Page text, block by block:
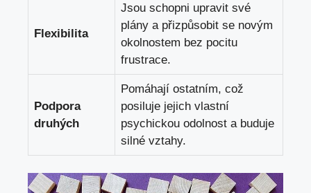
Flexibilita
Jsou schopni upravit​ své
plány a přizpůsobit se novým
okolnostem bez pocitu
frustrace.
Podpora
druhých
Pomáhají ostatním, což
posiluje jejich vlastní
psychickou odolnost ⁢a buduje
‍silné vztahy.